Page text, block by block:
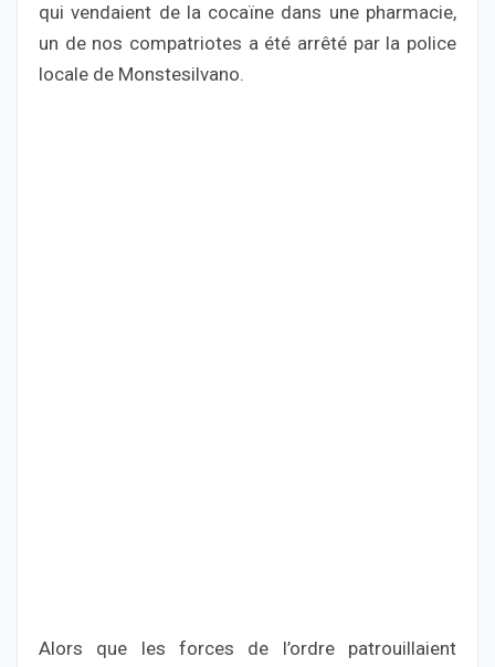
qui vendaient de la cocaïne dans une pharmacie,
un de nos compatriotes a été arrêté par la police
locale de Monstesilvano.
Alors que les forces de l’ordre patrouillaient